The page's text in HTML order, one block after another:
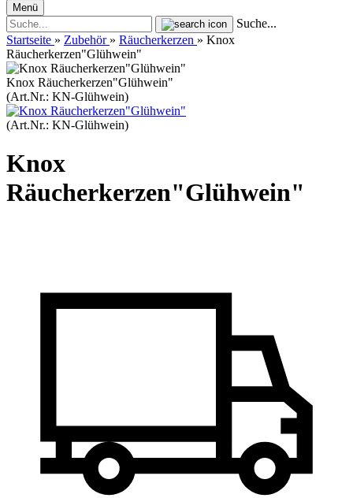
Menü
Suche...
Startseite » Zubehör » Räucherkerzen » Knox
Räucherkerzen"Glühwein"
Knox Räucherkerzen"Glühwein"
(Art.Nr.: KN-Glühwein)
(Art.Nr.: KN-Glühwein)
Knox
Räucherkerzen"Glühwein"